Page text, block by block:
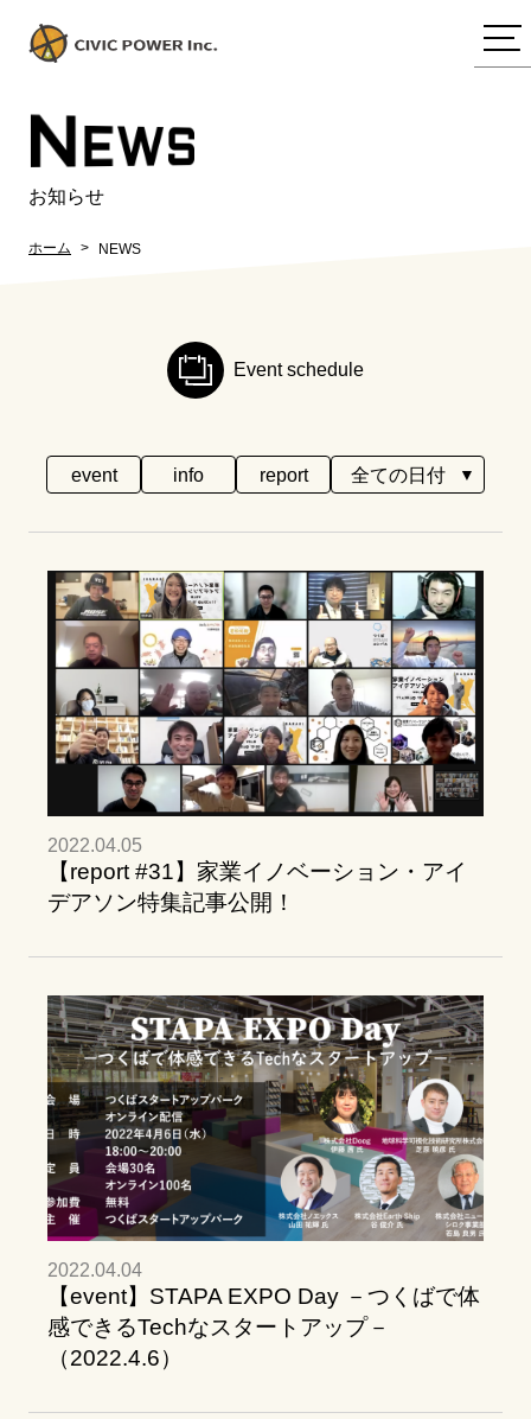
NEWS
お知らせ
ホーム NEWS
Event schedule
event info report
2022.04.05
【report #31】家業イノベーション・アイ
デアソン特集記事公開！
2022.04.04
【event】STAPA EXPO Day －つくばで体
感できるTechなスタートアップ－
（2022.4.6）